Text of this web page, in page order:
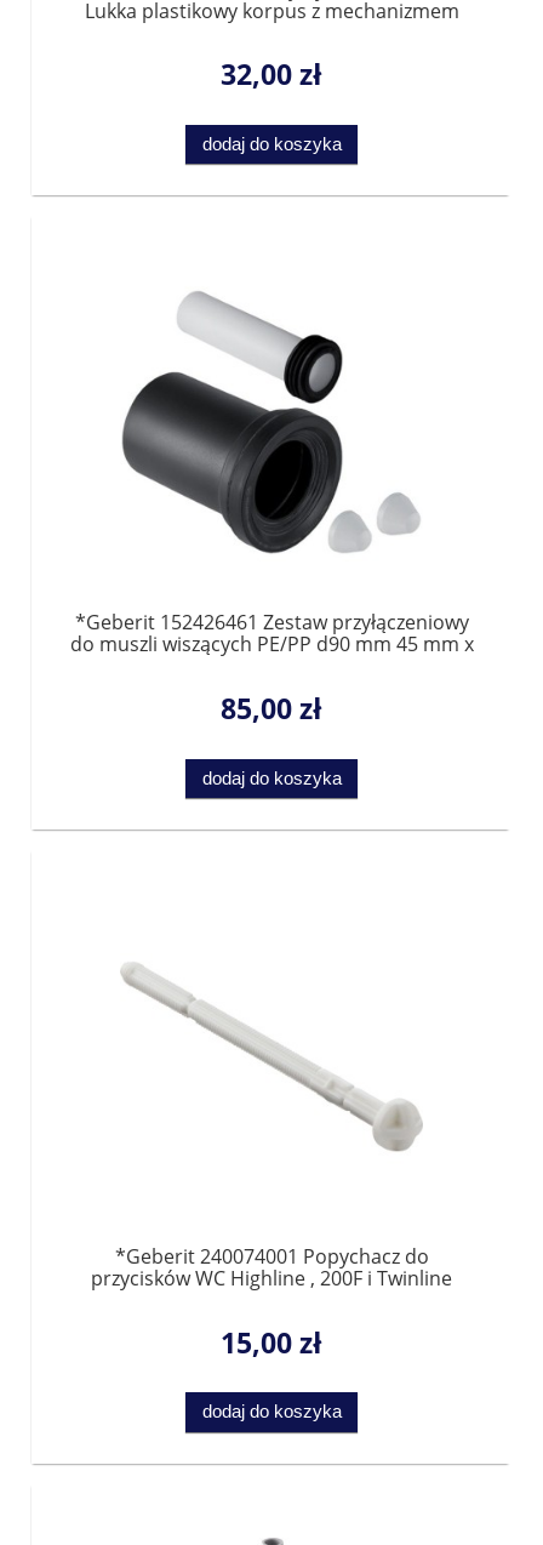
Lukka plastikowy korpus z mechanizmem
zaciskowym 2szt.
32,00 zł
dodaj do koszyka
*Geberit 152426461 Zestaw przyłączeniowy
do muszli wiszących PE/PP d90 mm 45 mm x
85,00 zł
dodaj do koszyka
*Geberit 240074001 Popychacz do
przycisków WC Highline , 200F i Twinline
15,00 zł
dodaj do koszyka